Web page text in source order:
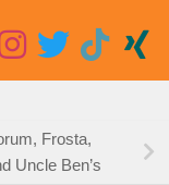
Frosta,
Uncle Ben’s